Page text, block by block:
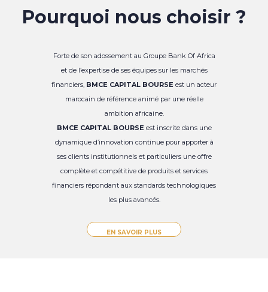
Pourquoi nous choisir ?
Forte de son adossement au Groupe Bank Of Africa
et de l’expertise de ses équipes sur les marchés
financiers, BMCE CAPITAL BOURSE est un acteur
marocain de référence animé par une réelle
ambition africaine.
BMCE CAPITAL BOURSEest inscrite dans une
dynamique d’innovation continue pour apporter à
ses clients institutionnels et particuliers une offre
complète et compétitive de produits et services
financiers répondant aux standards technologiques
les plus avancés.
EN SAVOIR PLUS